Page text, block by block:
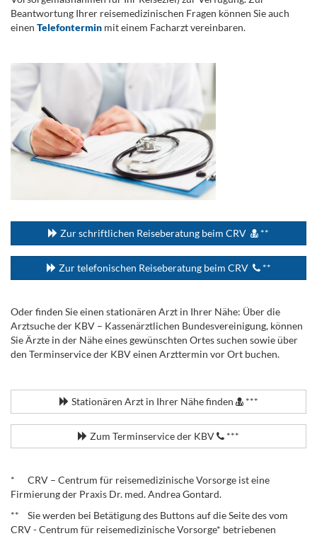
Beantwortung Ihrer reisemedizinischen Fragen können Sie auch
einen Telefontermin mit einem Facharzt vereinbaren.
Zur schriftlichen Reiseberatung beim CRV **
Zur telefonischen Reiseberatung beim CRV **
Oder finden Sie einen stationären Arzt in Ihrer Nähe: Über die
Arztsuche der KBV – Kassenärztlichen Bundesvereinigung, können
Sie Ärzte in der Nähe eines gewünschten Ortes suchen sowie über
den Terminservice der KBV einen Arzttermin vor Ort buchen.
Stationären Arzt in Ihrer Nähe finden ***
Zum Terminservice der KBV ***
* CRV – Centrum für reisemedizinische Vorsorge ist eine
Firmierung der Praxis Dr. med. Andrea Gontard.
** Sie werden bei Betätigung des Buttons auf die Seite des vom
CRV - Centrum für reisemedizinische Vorsorge* betriebenen